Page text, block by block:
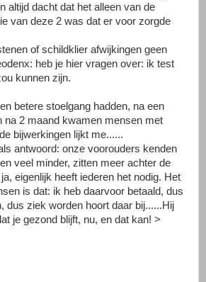
altijd dacht dat het alleen van de
van deze 2 was dat er voor zorgde
of schildklier afwijkingen geen
heb je hier vragen over: ik test
kunnen zijn.
betere stoelgang hadden, na een
na 2 maand kwamen mensen met
bijwerkingen lijkt me......
antwoord: onze voorouders kenden
veel minder, zitten meer achter de
eigenlijk heeft iederen het nodig. Het
is dat: ik heb daarvoor betaald, dus
dus ziek worden hoort daar bij......Hij
je gezond blijft, nu, en dat kan! >